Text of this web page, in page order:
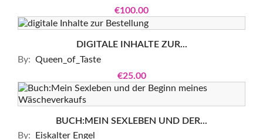
€100.00
DIGITALE INHALTE ZUR...
By: Queen_of_Taste
€25.00
BUCH:MEIN SEXLEBEN UND DER...
By:
Eiskalter Engel